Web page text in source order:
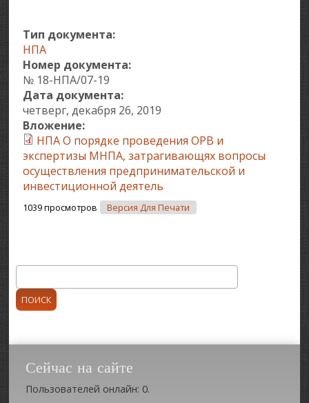
Тип документа:
НПА
Номер документа:
№ 18-НПА/07-19
Дата документа:
четверг, декабря 26, 2019
Вложение:
НПА О порядке проведения ОРВ и
экспертизы МНПА, затрагивающях вопросы
осуществления предпринимательской и
инвестиционной деятель
1039 просмотров Версия Для Печати
Форма поиска
Сейчас на сайте
Пользователей онлайн: 0.